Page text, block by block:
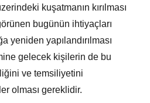
kuşatmanın kırılması
bugünün ihtiyaçları
yeniden yapılandırılması
gelecek kişilerin de bu
ve temsiliyetini
olması gereklidir.